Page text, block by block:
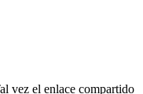
vez el enlace compartido